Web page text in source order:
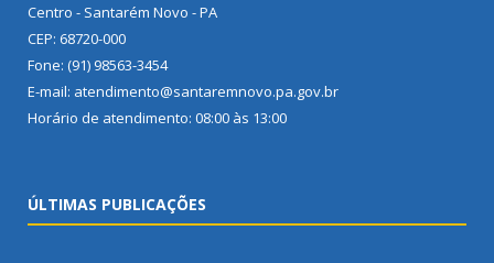
Centro - Santarém Novo - PA
CEP: 68720-000
Fone: (91) 98563-3454
E-mail: atendimento@santaremnovo.pa.gov.br
Horário de atendimento: 08:00 às 13:00
ÚLTIMAS PUBLICAÇÕES